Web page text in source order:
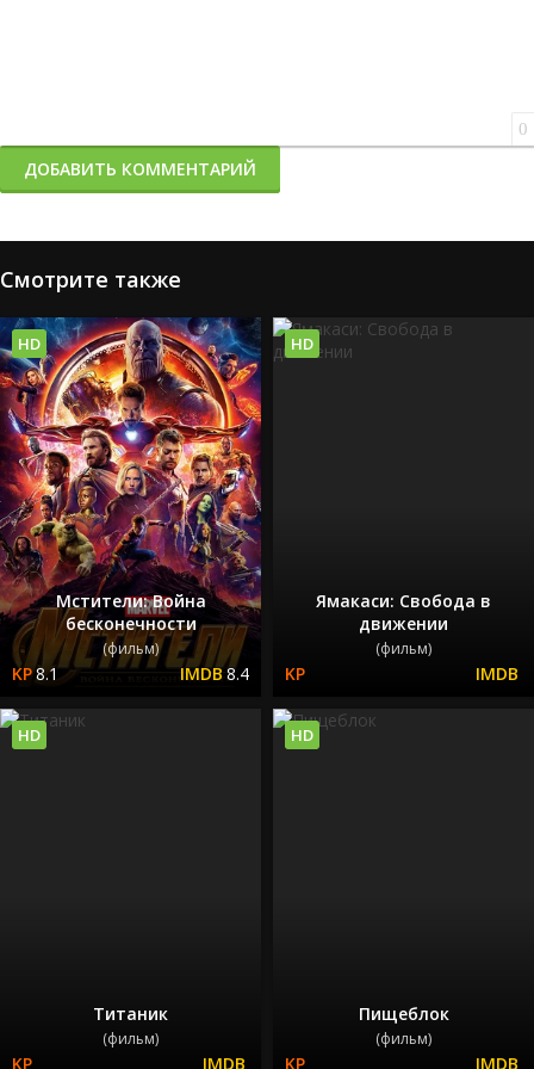
0
ДОБАВИТЬ КОММЕНТАРИЙ
Смотрите также
Мстители: Война
бесконечности
(фильм)
8.1 8.4
HD
Ямакаси: Свобода в
движении
(фильм)
HD
Титаник
(фильм)
HD
Пищеблок
(фильм)
HD